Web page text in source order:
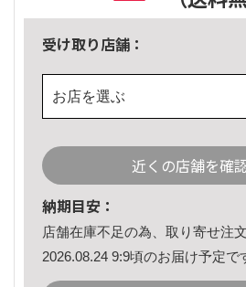
受け取り店舗：
お店を選ぶ
近くの店舗を確
納期目安：
店舗在庫不足の為、取り寄せ注
2026.08.24 9:9頃のお届け予定で